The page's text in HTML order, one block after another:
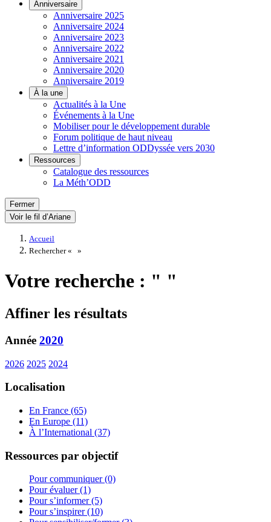
Anniversaire
Anniversaire 2025
Anniversaire 2024
Anniversaire 2023
Anniversaire 2022
Anniversaire 2021
Anniversaire 2020
Anniversaire 2019
À la une
Actualités à la Une
Événements à la Une
Mobiliser pour le développement durable
Forum politique de haut niveau
Lettre d’information ODDyssée vers 2030
Ressources
Catalogue des ressources
La Méth’ODD
Fermer
Voir le fil d’Ariane
Accueil
Rechercher «
»
Votre recherche : " "
Affiner les résultats
Année 2020
2026 2025 2024
Localisation
En France (65)
En Europe (11)
À l’International (37)
Ressources par objectif
Pour communiquer (0)
Pour évaluer (1)
Pour s’informer (5)
Pour s’inspirer (10)